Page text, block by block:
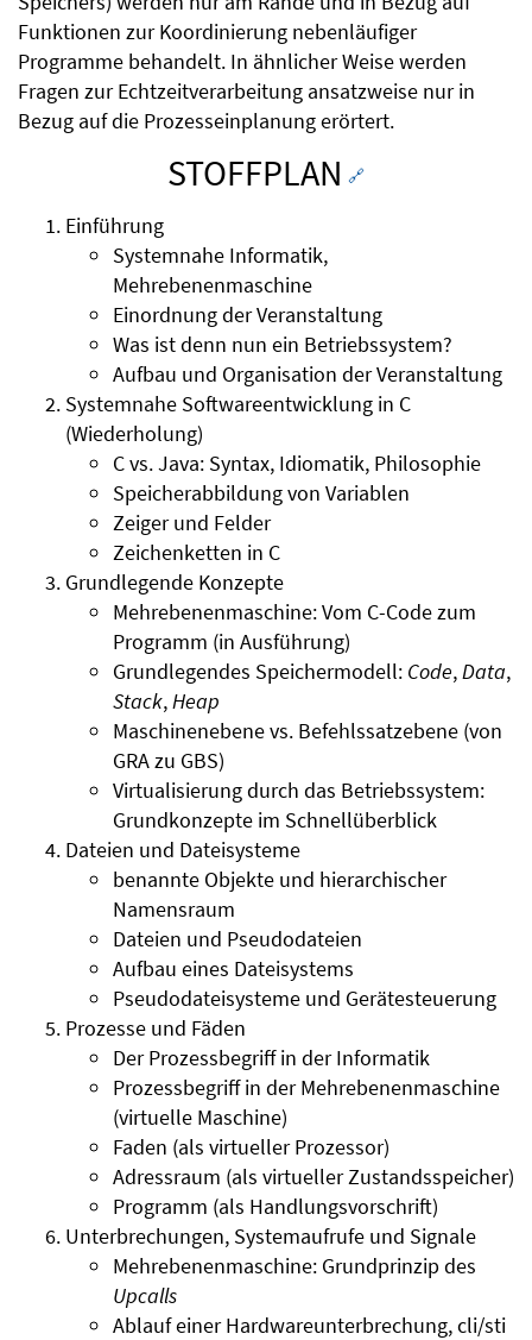
Funktionen zur Koordinierung nebenläufiger
Programme behandelt. In ähnlicher Weise werden
Fragen zur Echtzeitverarbeitung ansatzweise nur in
Bezug auf die Prozesseinplanung erörtert.
STOFFPLAN 🔗
Einführung
Systemnahe Informatik,
Mehrebenenmaschine
Einordnung der Veranstaltung
Was ist denn nun ein Betriebssystem?
Aufbau und Organisation der Veranstaltung
Systemnahe Softwareentwicklung in C
(Wiederholung)
C vs. Java: Syntax, Idiomatik, Philosophie
Speicherabbildung von Variablen
Zeiger und Felder
Zeichenketten in C
Grundlegende Konzepte
Mehrebenenmaschine: Vom C-Code zum
Programm (in Ausführung)
Grundlegendes Speichermodell: Code,Data,
Stack,Heap
Maschinenebene vs. Befehlssatzebene (von
GRA zu GBS)
Virtualisierung durch das Betriebssystem:
Grundkonzepte im Schnellüberblick
Dateien und Dateisysteme
benannte Objekte und hierarchischer
Namensraum
Dateien und Pseudodateien
Aufbau eines Dateisystems
Pseudodateisysteme und Gerätesteuerung
Prozesse und Fäden
Der Prozessbegriff in der Informatik
Prozessbegriff in der Mehrebenenmaschine
(virtuelle Maschine)
Faden (als virtueller Prozessor)
Adressraum (als virtueller Zustandsspeicher)
Programm (als Handlungsvorschrift)
Unterbrechungen, Systemaufrufe und Signale
Mehrebenenmaschine: Grundprinzip des
Upcalls
Ablauf einer Hardwareunterbrechung, cli/sti